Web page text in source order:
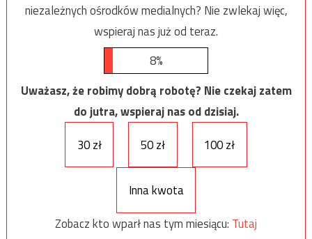
niezależnych ośrodków medialnych? Nie zwlekaj więc,
wspieraj nas już od teraz.
8%
Uważasz, że robimy dobrą robotę? Nie czekaj zatem
do jutra, wspieraj nas od dzisiaj.
30 zł
50 zł 100 zł
Inna kwota
Zobacz kto wparł nas tym miesiącu: Tutaj